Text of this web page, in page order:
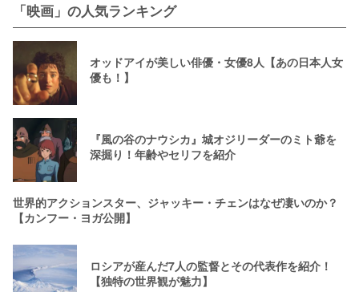
「映画」の人気ランキング
オッドアイが美しい俳優・女優8人【あの日本人女
優も！】
『風の谷のナウシカ』城オジリーダーのミト爺を
深掘り！年齢やセリフを紹介
世界的アクションスター、ジャッキー・チェンはなぜ凄いのか？
【カンフー・ヨガ公開】
ロシアが産んだ7人の監督とその代表作を紹介！
【独特の世界観が魅力】